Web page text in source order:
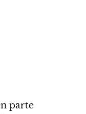
parte